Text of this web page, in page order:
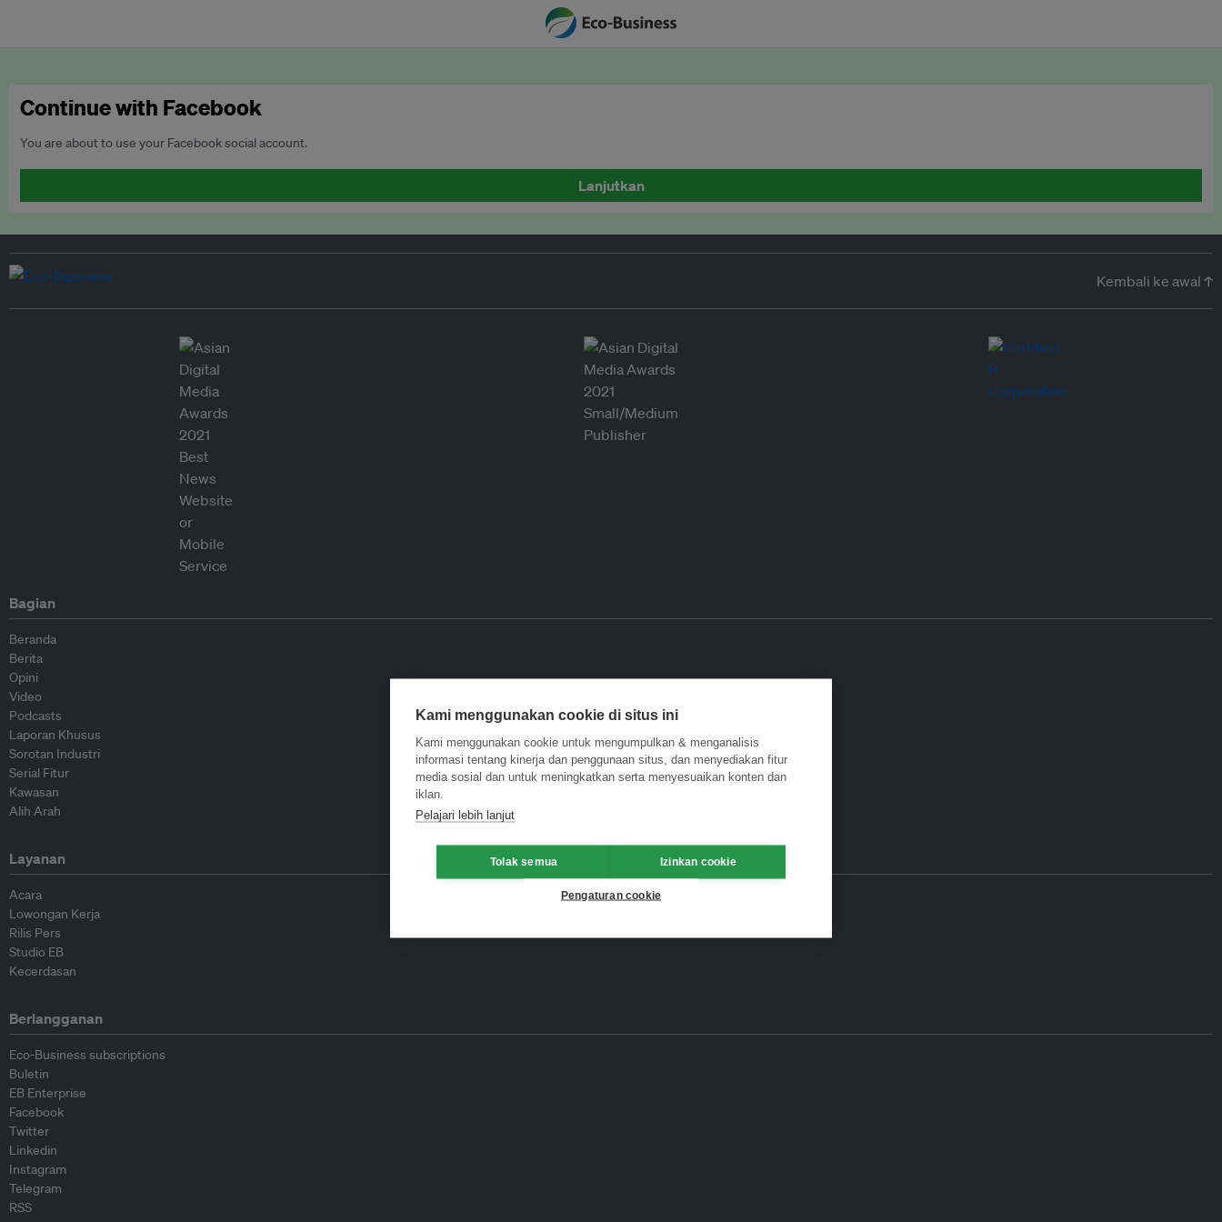
Continue with Facebook
You are about to use your Facebook social account.
Lanjutkan
Kembali ke awal ↑
Bagian
Beranda
Berita
Opini
Video
Podcasts
Laporan Khusus
Sorotan Industri
Serial Fitur
Kawasan
Alih Arah
Layanan
Acara
Lowongan Kerja
Rilis Pers
Studio EB
Kecerdasan
Berlangganan
Eco-Business subscriptions
Buletin
EB Enterprise
Facebook
Twitter
Linkedin
Instagram
Telegram
RSS
Kami menggunakan cookie di situs ini
Kami menggunakan cookie untuk mengumpulkan & menganalisis
informasi tentang kinerja dan penggunaan situs, dan menyediakan fitur
media sosial dan untuk meningkatkan serta menyesuaikan konten dan
iklan.
Pelajari lebih lanjut
Tolak semua Izinkan cookie
Pengaturan cookie